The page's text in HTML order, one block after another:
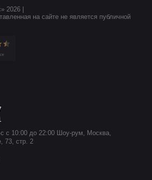
2026 |
на сайте не является публичной
с 10:00 до 22:00 Шоу-рум, Москва,
73, стр. 2